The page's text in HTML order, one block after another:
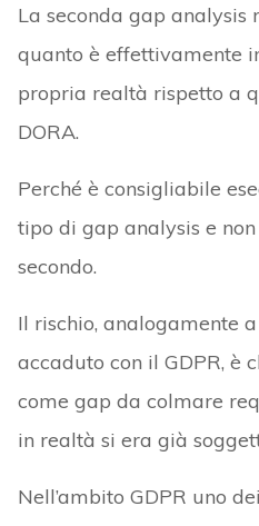
La seconda gap
quanto è effettivamente
propria realtà rispetto a
DORA.
Perché è consigliabile
tipo di gap analysis e
secondo.
Il rischio, analogamente
accaduto con il GDPR, è
come gap da colmare
in realtà si era già
Nell’ambito GDPR uno